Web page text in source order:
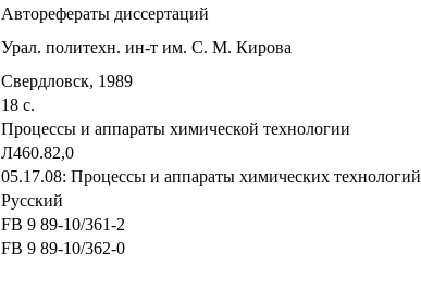
Авторефераты диссертаций
Урал. политехн. ин-т им. С. М. Кирова
Свердловск, 1989
18 с.
Процессы и аппараты химической технологии
Л460.82,0
05.17.08: Процессы и аппараты химических технологий
Русский
FB 9 89-10/361-2
FB 9 89-10/362-0